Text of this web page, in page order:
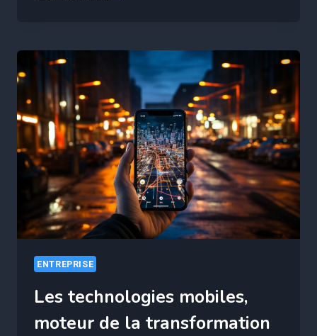
RELATION
CLIENT
:
LES
PRATIQUES
ÉMERGENTES
À
DÉCOUVRIR
ENTREPRISE
Les technologies mobiles,
moteur de la transformation